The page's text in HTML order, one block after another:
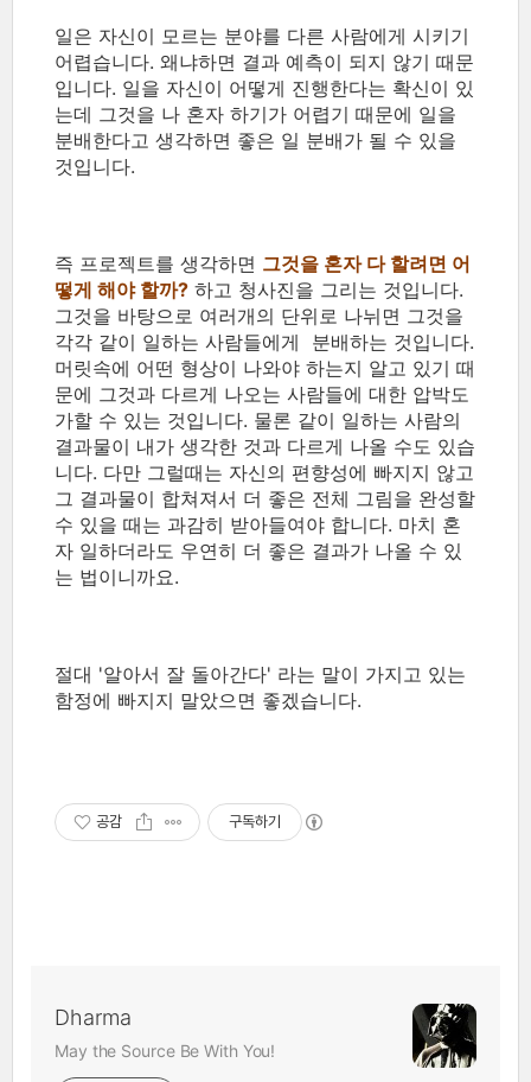
일은 자신이 모르는 분야를 다른 사람에게 시키기
어렵습니다. 왜냐하면 결과 예측이 되지 않기 때문
입니다. 일을 자신이 어떻게 진행한다는 확신이 있
는데 그것을 나 혼자 하기가 어렵기 때문에 일을
분배한다고 생각하면 좋은 일 분배가 될 수 있을
것입니다.
즉 프로젝트를 생각하면 그것을 혼자 다 할려면 어
떻게 해야 할까? 하고 청사진을 그리는 것입니다.
그것을 바탕으로 여러개의 단위로 나뉘면 그것을
각각 같이 일하는 사람들에게 분배하는 것입니다.
머릿속에 어떤 형상이 나와야 하는지 알고 있기 때
문에 그것과 다르게 나오는 사람들에 대한 압박도
가할 수 있는 것입니다. 물론 같이 일하는 사람의
결과물이 내가 생각한 것과 다르게 나올 수도 있습
니다. 다만 그럴때는 자신의 편향성에 빠지지 않고
그 결과물이 합쳐져서 더 좋은 전체 그림을 완성할
수 있을 때는 과감히 받아들여야 합니다. 마치 혼
자 일하더라도 우연히 더 좋은 결과가 나올 수 있
는 법이니까요.
절대 '알아서 잘 돌아간다' 라는 말이 가지고 있는
함정에 빠지지 말았으면 좋겠습니다.
공감 구독하기
Dharma
May the Source Be With You!